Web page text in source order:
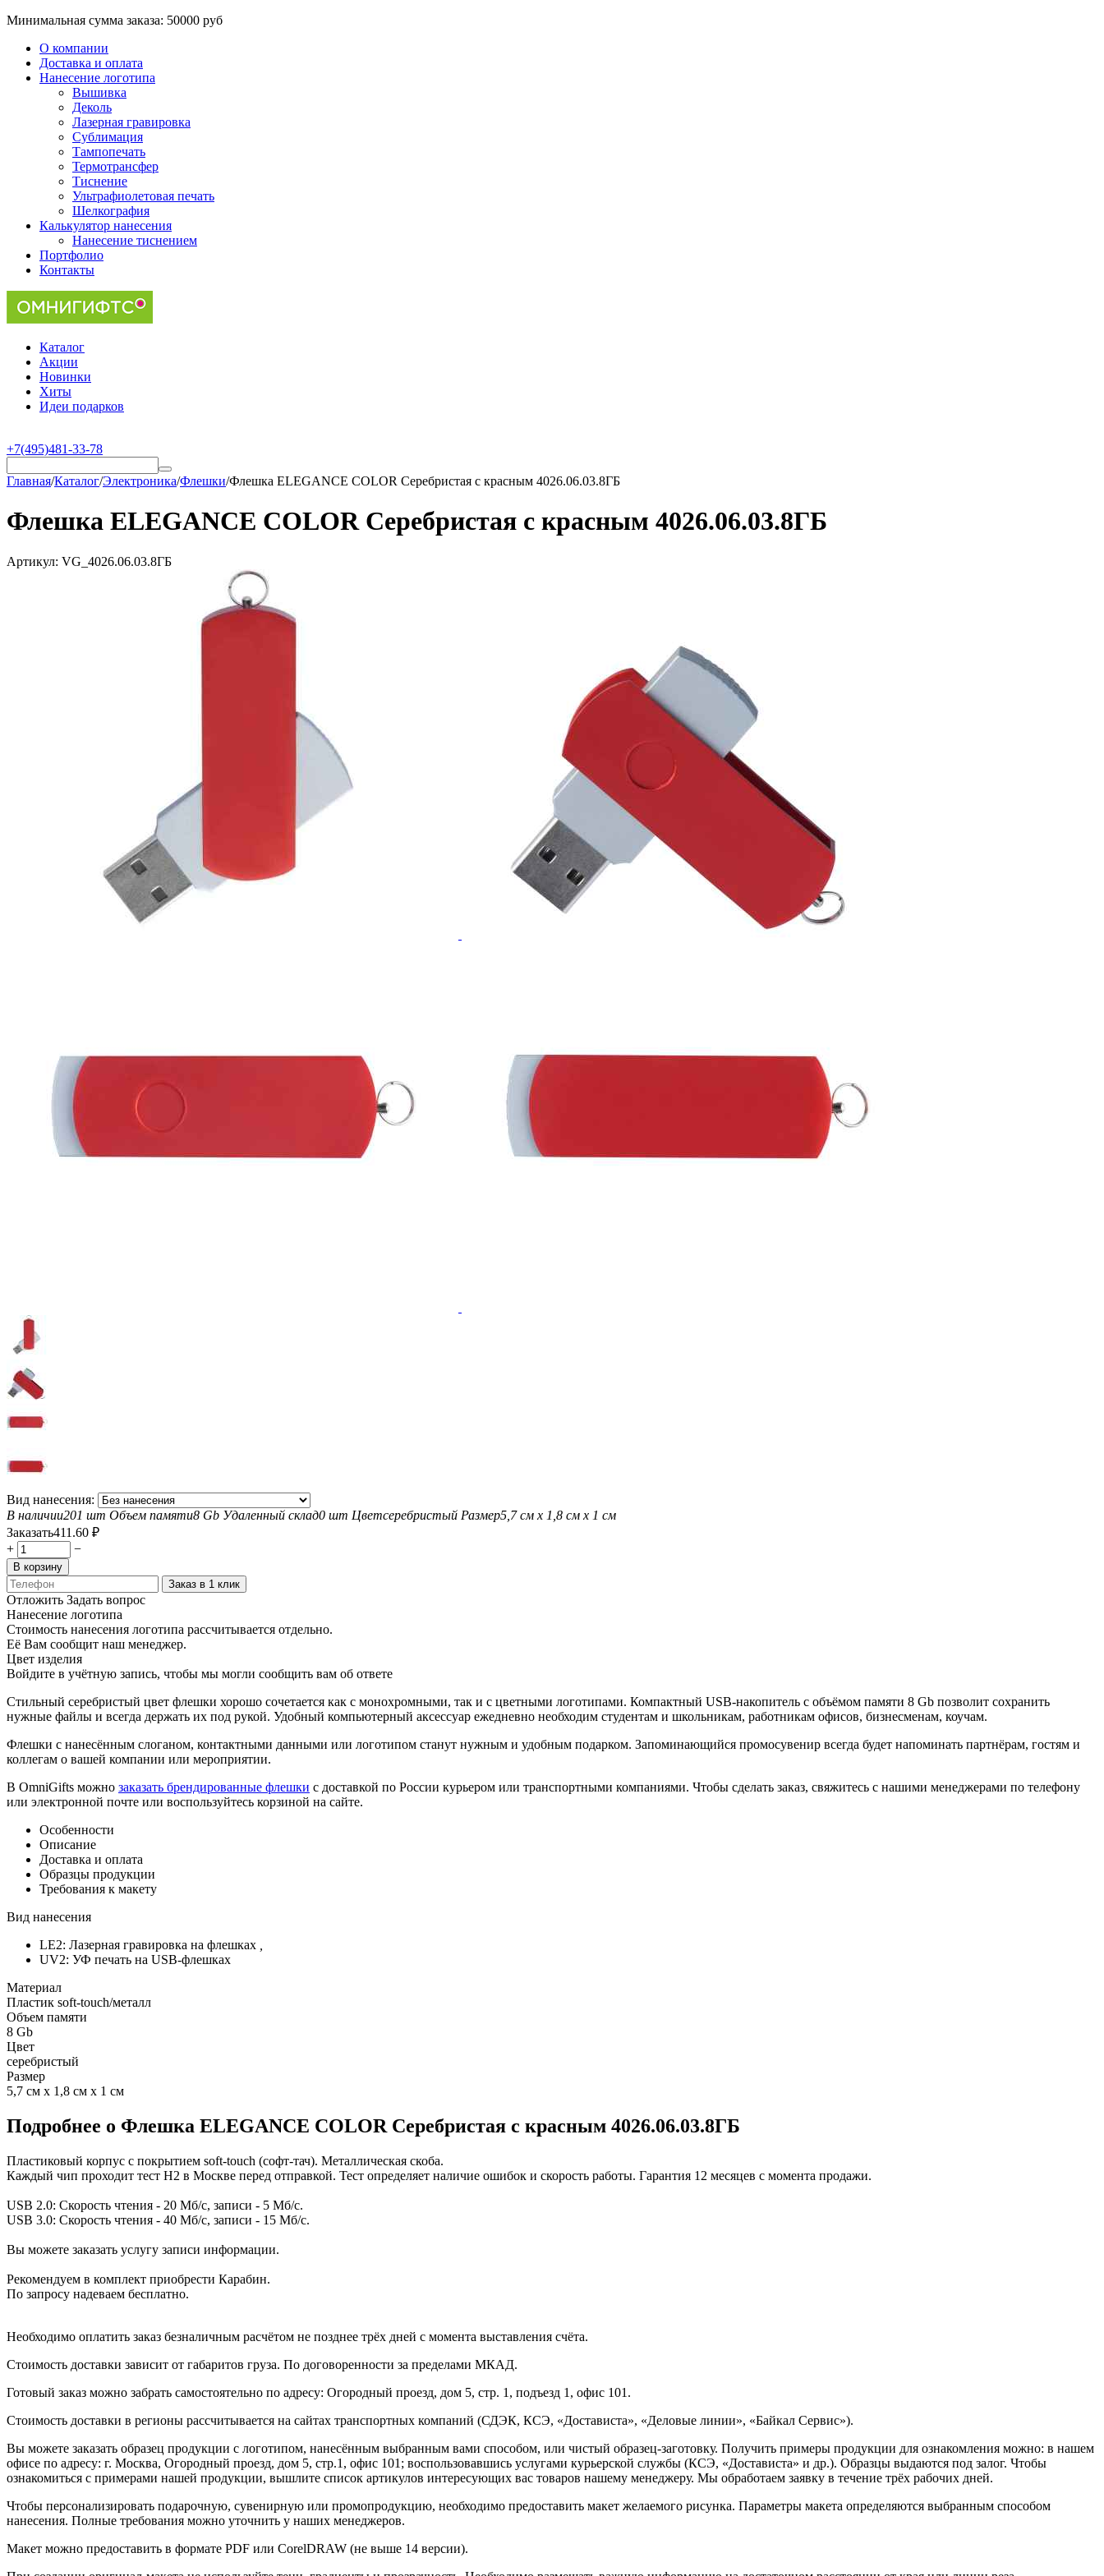
Минимальная сумма заказа: 50000 руб
О компании
Доставка и оплата
Нанесение логотипа
Вышивка
Деколь
Лазерная гравировка
Сублимация
Тампопечать
Термотрансфер
Тиснение
Ультрафиолетовая печать
Шелкография
Калькулятор нанесения
Нанесение тиснением
Портфолио
Контакты
Каталог
Акции
Новинки
Хиты
Идеи подарков
+7(495)481-33-78
Главная/Каталог/Электроника/Флешки/Флешка ELEGANCE COLOR Серебристая с красным 4026.06.03.8ГБ
Флешка ELEGANCE COLOR Серебристая с красным 4026.06.03.8ГБ
Артикул: VG_4026.06.03.8ГБ
Вид нанесения:
В наличии201 шт Объем памяти8 Gb Удаленный склад0 шт Цветсеребристый Размер5,7 см х 1,8 см х 1 см
Заказать411.60 ₽
+
−
В корзину
Заказ в 1 клик
Отложить Задать вопрос
Нанесение логотипа
Стоимость нанесения логотипа рассчитывается отдельно.
Её Вам сообщит наш менеджер.
Цвет изделия
Войдите в учётную запись, чтобы мы могли сообщить вам об ответе
Стильный серебристый цвет флешки хорошо сочетается как с монохромными, так и с цветными логотипами. Компактный USB-накопитель с объёмом памяти 8 Gb позволит сохранить
нужные файлы и всегда держать их под рукой. Удобный компьютерный аксессуар ежедневно необходим студентам и школьникам, работникам офисов, бизнесменам, коучам.
Флешки с нанесённым слоганом, контактными данными или логотипом станут нужным и удобным подарком. Запоминающийся промосувенир всегда будет напоминать партнёрам, гостям и
коллегам о вашей компании или мероприятии.
В OmniGifts можно заказать брендированные флешки с доставкой по России курьером или транспортными компаниями. Чтобы сделать заказ, свяжитесь с нашими менеджерами по телефону
или электронной почте или воспользуйтесь корзиной на сайте.
Особенности
Описание
Доставка и оплата
Образцы продукции
Требования к макету
Вид нанесения
LE2: Лазерная гравировка на флешках
UV2: УФ печать на USB-флешках
Материал
Пластик soft-touch/металл
Объем памяти
8 Gb
Цвет
серебристый
Размер
5,7 см х 1,8 см х 1 см
Подробнее о Флешка ELEGANCE COLOR Серебристая с красным 4026.06.03.8ГБ
Пластиковый корпус с покрытием soft-touch (софт-тач). Металлическая скоба.
Каждый чип проходит тест H2 в Москве перед отправкой. Тест определяет наличие ошибок и скорость работы. Гарантия 12 месяцев с момента продажи.
USB 2.0: Скорость чтения - 20 Мб/с, записи - 5 Мб/с.
USB 3.0: Скорость чтения - 40 Мб/с, записи - 15 Мб/с.
Вы можете заказать услугу записи информации.
Рекомендуем в комплект приобрести Карабин.
По запросу надеваем бесплатно.
Необходимо оплатить заказ безналичным расчётом не позднее трёх дней с момента выставления счёта.
Стоимость доставки зависит от габаритов груза. По договоренности за пределами МКАД.
Готовый заказ можно забрать самостоятельно по адресу: Огородный проезд, дом 5, стр. 1, подъезд 1, офис 101.
Стоимость доставки в регионы рассчитывается на сайтах транспортных компаний (СДЭК, КСЭ, «Достависта», «Деловые линии», «Байкал Сервис»).
Вы можете заказать образец продукции с логотипом, нанесённым выбранным вами способом, или чистый образец-заготовку. Получить примеры продукции для ознакомления можно: в нашем
офисе по адресу: г. Москва, Огородный проезд, дом 5, стр.1, офис 101; воспользовавшись услугами курьерской службы (КСЭ, «Достависта» и др.). Образцы выдаются под залог. Чтобы
ознакомиться с примерами нашей продукции, вышлите список артикулов интересующих вас товаров нашему менеджеру. Мы обработаем заявку в течение трёх рабочих дней.
Чтобы персонализировать подарочную, сувенирную или промопродукцию, необходимо предоставить макет желаемого рисунка. Параметры макета определяются выбранным способом
нанесения. Полные требования можно уточнить у наших менеджеров.
Макет можно предоставить в формате PDF или CorelDRAW (не выше 14 версии).